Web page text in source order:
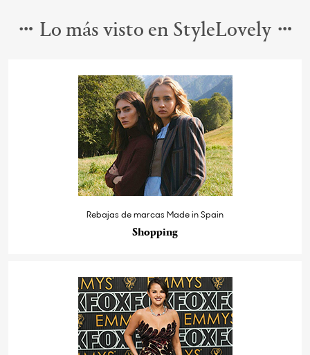
Lo más visto en StyleLovely
Rebajas de marcas Made in Spain
Shopping